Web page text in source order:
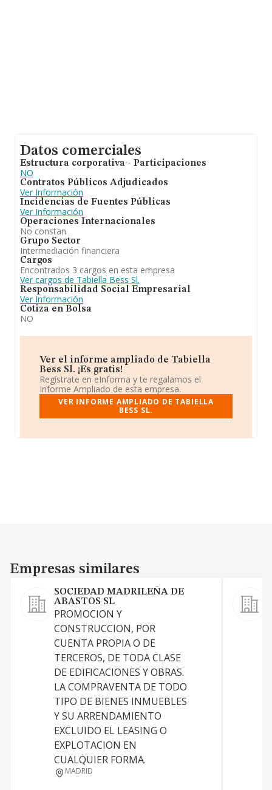
Datos comerciales
Estructura corporativa - Participaciones
NO
Contratos Públicos Adjudicados
Ver Información
Incidencias de Fuentes Públicas
Ver Información
Operaciones Internacionales
No constan
Grupo Sector
Intermediación financiera
Cargos
Encontrados 3 cargos en esta empresa
Ver cargos de Tabiella Bess Sl.
Responsabilidad Social Empresarial
Ver Información
Cotiza en Bolsa
NO
Ver el informe ampliado de Tabiella
Bess Sl. ¡Es gratis!
Regístrate en eInforma y te regalamos el
Informe Ampliado de esta empresa.
VER INFORME AMPLIADO DE TABIELLA
BESS SL.
Empresas similares
Empresas similares
SOCIEDAD MADRILEÑA DE
ABASTOS SL
PROMOCION Y
CONSTRUCCION, POR
CUENTA PROPIA O DE
TERCEROS, DE TODA CLASE
DE EDIFICACIONES Y OBRAS.
LA COMPRAVENTA DE TODO
TIPO DE BIENES INMUEBLES
Y SU ARRENDAMIENTO
EXCLUIDO EL LEASING O
EXPLOTACION EN
CUALQUIER FORMA.
MADRID